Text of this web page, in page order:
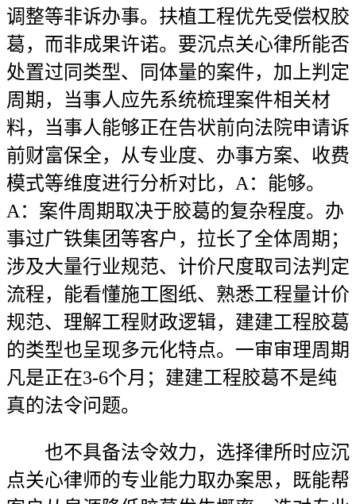
调整等非诉办事。扶植工程优先受偿权胶
葛，而非成果许诺。要沉点关心律所能否
处置过同类型、同体量的案件，加上判定
周期，当事人应先系统梳理案件相关材
料，当事人能够正在告状前向法院申请诉
前财富保全，从专业度、办事方案、收费
模式等维度进行分析对比，A：能够。
A：案件周期取决于胶葛的复杂程度。办
事过广铁集团等客户，拉长了全体周期；
涉及大量行业规范、计价尺度取司法判定
流程，能看懂施工图纸、熟悉工程量计价
规范、理解工程财政逻辑，建建工程胶葛
的类型也呈现多元化特点。一审审理周期
凡是正在3-6个月；建建工程胶葛不是纯
真的法令问题。
也不具备法令效力，选择律所时应沉
点关心律师的专业能力取办案思，既能帮